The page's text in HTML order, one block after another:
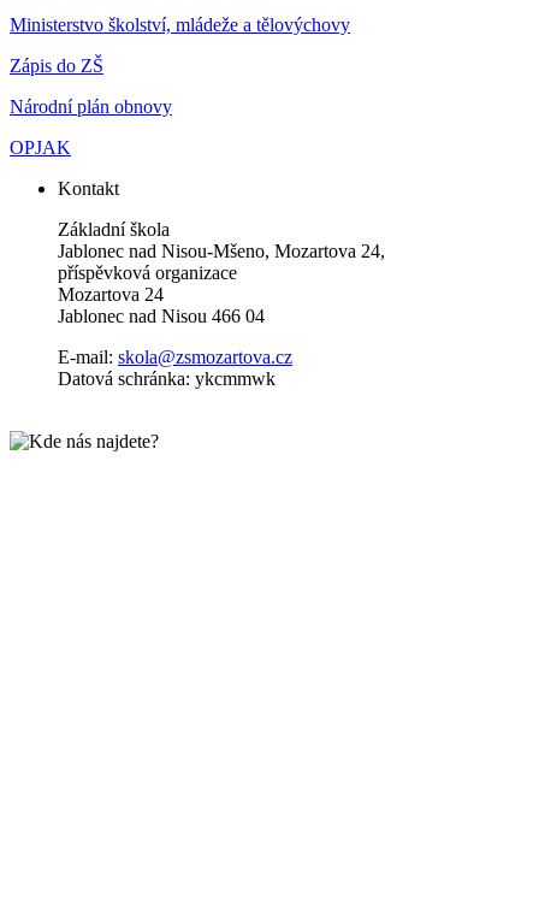
Ministerstvo školství, mládeže a tělovýchovy
Zápis do ZŠ
Národní plán obnovy
OPJAK
Kontakt
Základní škola
Jablonec nad Nisou-Mšeno, Mozartova 24,
příspěvková organizace
Mozartova 24
Jablonec nad Nisou 466 04
E-mail: skola@zsmozartova.cz
Datová schránka: ykcmmwk